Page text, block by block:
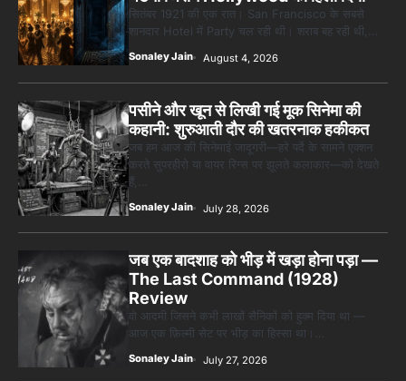
कहानी: शुरुआती दौर की खतरनाक हकीकत
जब हम आज की सिनेमाई जादूगरी—हरे पर्दे के सामने एक्शन
करते सुपरहीरो या वायर रिग्स पर झूलते कलाकार—को देखते
July 28, 2026
जब एक बादशाह को भीड़ में खड़ा होना पड़ा —
The Last Command (1928)
Review
वो आदमी जिसने कभी लाखों सैनिकों को हुक्म दिया था —
July 27, 2026
“क्या आपने वो फ़िल्म देखी है जिसने आज़ाद
कोरिया के पहले सपने को परदे पर उतारा? —
Viva Freedom! (1946) रिव्यू”
वो एक लम्हा जब कोरिया ने पहली बार खुलकर सांस ली कल्पना